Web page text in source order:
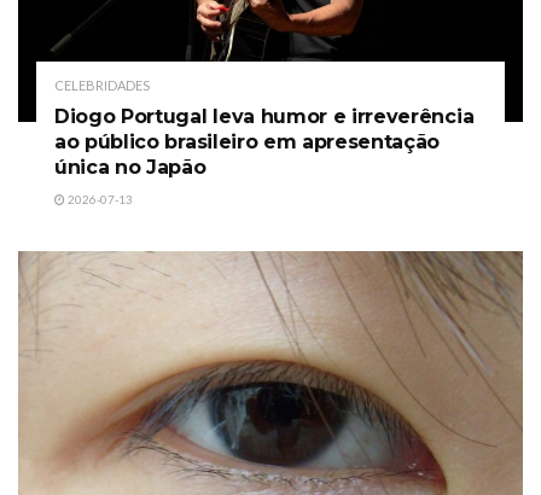
CELEBRIDADES
Diogo Portugal leva humor e irreverência
ao público brasileiro em apresentação
única no Japão
2026-07-13